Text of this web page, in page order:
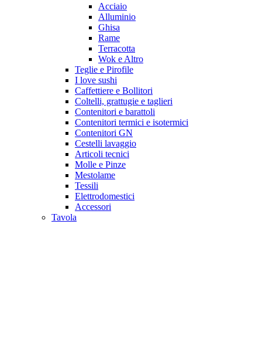
Acciaio
Alluminio
Ghisa
Rame
Terracotta
Wok e Altro
Teglie e Pirofile
I love sushi
Caffettiere e Bollitori
Coltelli, grattugie e taglieri
Contenitori e barattoli
Contenitori termici e isotermici
Contenitori GN
Cestelli lavaggio
Articoli tecnici
Molle e Pinze
Mestolame
Tessili
Elettrodomestici
Accessori
Tavola